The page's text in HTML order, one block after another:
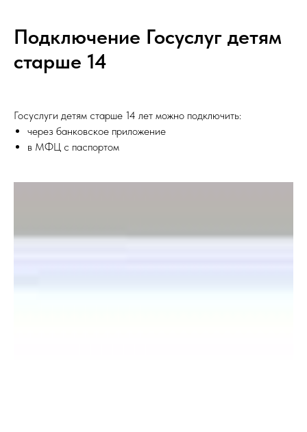
Подключение Госуслуг детям
старше 14
Госуслуги детям старше 14 лет можно подключить:
через банковское приложение
в МФЦ с паспортом